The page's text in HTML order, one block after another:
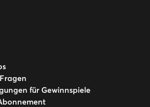
für Gewinnspiele